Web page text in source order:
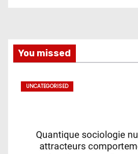
You missed
UNCATEGORISED